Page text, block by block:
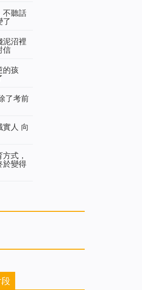
不聽話
了
泥沼裡
信
的孩
了考前
實人 向
式，
於變得